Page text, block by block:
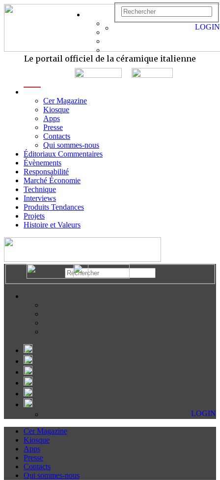
Le portail officiel de la céramique italienne
Cer Magazine
Kiosque
Apps
Presse
Contacts
Qui sommes-nous
Éditoriaux Commentaires
Évènements
Responsabilité
Marché Économie
Technique
Interviews
Produits Tendances
Projets
Histoire et Valeurs
LOGIN
LOGIN
Cer Magazine
Kiosque
Apps
Presse
Contacts
Qui sommes-nous